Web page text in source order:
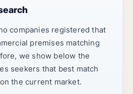
companies registered that
premises matching
we show below the
seekers that best match
the current market.